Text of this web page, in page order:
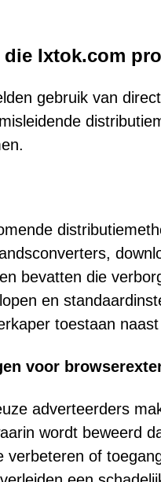
Ixtok.com
gebruik van
bevatten die
en
toestaan
voor
adverteerders
wordt beweerd
verbeteren of